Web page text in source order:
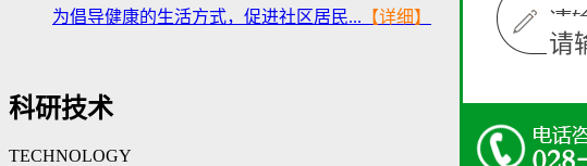
为倡导健康的生活方式，促进社区居民... 【详细】
科研技术
TECHNOLOGY